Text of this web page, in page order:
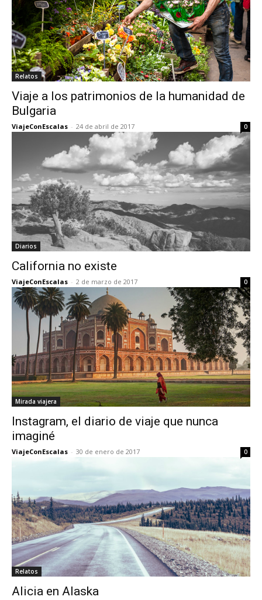
Relatos
Viaje a los patrimonios de la humanidad de
Bulgaria
ViajeConEscalas - 24 de abril de 2017 0
Diarios
California no existe
ViajeConEscalas - 2 de marzo de 2017 0
Mirada viajera
Instagram, el diario de viaje que nunca
imaginé
ViajeConEscalas - 30 de enero de 2017 0
Relatos
Alicia en Alaska